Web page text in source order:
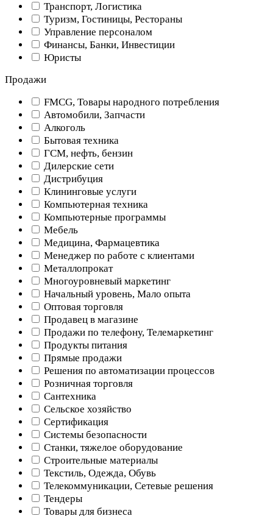
Транспорт, Логистика
Туризм, Гостиницы, Рестораны
Управление персоналом
Финансы, Банки, Инвестиции
Юристы
Продажи
FMCG, Товары народного потребления
Автомобили, Запчасти
Алкоголь
Бытовая техника
ГСМ, нефть, бензин
Дилерские сети
Дистрибуция
Клининговые услуги
Компьютерная техника
Компьютерные программы
Мебель
Медицина, Фармацевтика
Менеджер по работе с клиентами
Металлопрокат
Многоуровневый маркетинг
Начальный уровень, Мало опыта
Оптовая торговля
Продавец в магазине
Продажи по телефону, Телемаркетинг
Продукты питания
Прямые продажи
Решения по автоматизации процессов
Розничная торговля
Сантехника
Сельское хозяйство
Сертификация
Системы безопасности
Станки, тяжелое оборудование
Строительные материалы
Текстиль, Одежда, Обувь
Телекоммуникации, Сетевые решения
Тендеры
Товары для бизнеса